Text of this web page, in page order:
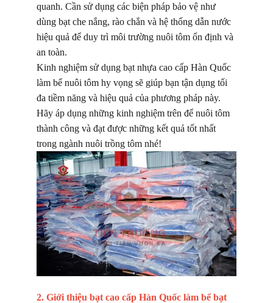
quanh. Cần sử dụng các biện pháp bảo vệ như
dùng bạt che nắng, rào chắn và hệ thống dẫn nước
hiệu quả để duy trì môi trường nuôi tôm ổn định và
an toàn.
Kinh nghiệm sử dụng bạt nhựa cao cấp Hàn Quốc
làm bể nuôi tôm hy vọng sẽ giúp bạn tận dụng tối
đa tiềm năng và hiệu quả của phương pháp này.
Hãy áp dụng những kinh nghiệm trên để nuôi tôm
thành công và đạt được những kết quả tốt nhất
trong ngành nuôi trồng tôm nhé!
2. Giới thiệu bạt cao cấp Hàn Quốc làm bể bạt